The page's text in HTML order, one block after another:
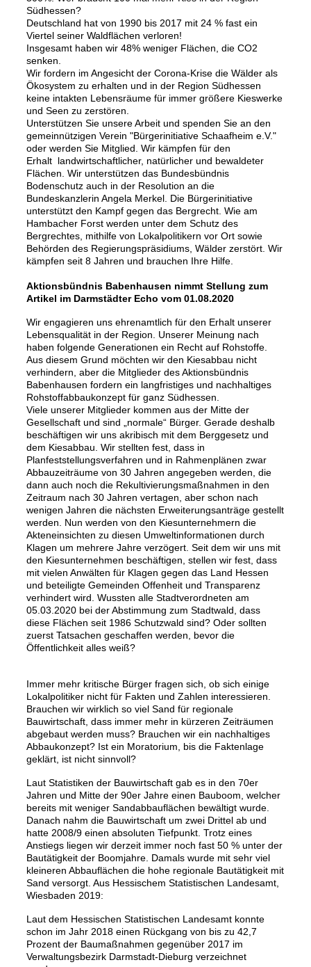
Südhessen?
Deutschland hat von 1990 bis 2017 mit 24 % fast ein
Viertel seiner Waldflächen verloren!
Insgesamt haben wir 48% weniger Flächen, die CO2
senken.
Wir fordern im Angesicht der Corona-Krise die Wälder als
Ökosystem zu erhalten und in der Region Südhessen
keine intakten Lebensräume für immer größere Kieswerke
und Seen zu zerstören.
Unterstützen Sie unsere Arbeit und spenden Sie an den
gemeinnützigen Verein "Bürgerinitiative Schaafheim e.V."
oder werden Sie Mitglied. Wir kämpfen für den
Erhalt landwirtschaftlicher, natürlicher und bewaldeter
Flächen. Wir unterstützen das Bundesbündnis
Bodenschutz auch in der Resolution an die
Bundeskanzlerin Angela Merkel. Die Bürgerinitiative
unterstützt den Kampf gegen das Bergrecht. Wie am
Hambacher Forst werden unter dem Schutz des
Bergrechtes, mithilfe von Lokalpolitikern vor Ort sowie
Behörden des Regierungspräsidiums, Wälder zerstört. Wir
kämpfen seit 8 Jahren und brauchen Ihre Hilfe.
Aktionsbündnis Babenhausen nimmt Stellung zum
Artikel im Darmstädter Echo vom 01.08.2020
Wir engagieren uns ehrenamtlich für den Erhalt unserer
Lebensqualität in der Region. Unserer Meinung nach
haben folgende Generationen ein Recht auf Rohstoffe.
Aus diesem Grund möchten wir den Kiesabbau nicht
verhindern, aber die Mitglieder des Aktionsbündnis
Babenhausen fordern ein langfristiges und nachhaltiges
Rohstoffabbaukonzept für ganz Südhessen.
Viele unserer Mitglieder kommen aus der Mitte der
Gesellschaft und sind „normale“ Bürger. Gerade deshalb
beschäftigen wir uns akribisch mit dem Berggesetz und
dem Kiesabbau. Wir stellten fest, dass in
Planfeststellungsverfahren und in Rahmenplänen zwar
Abbauzeiträume von 30 Jahren angegeben werden, die
dann auch noch die Rekultivierungsmaßnahmen in den
Zeitraum nach 30 Jahren vertagen, aber schon nach
wenigen Jahren die nächsten Erweiterungsanträge gestellt
werden. Nun werden von den Kiesunternehmern die
Akteneinsichten zu diesen Umweltinformationen durch
Klagen um mehrere Jahre verzögert. Seit dem wir uns mit
den Kiesunternehmen beschäftigen, stellen wir fest, dass
mit vielen Anwälten für Klagen gegen das Land Hessen
und beteiligte Gemeinden Offenheit und Transparenz
verhindert wird. Wussten alle Stadtverordneten am
05.03.2020 bei der Abstimmung zum Stadtwald, dass
diese Flächen seit 1986 Schutzwald sind? Oder sollten
zuerst Tatsachen geschaffen werden, bevor die
Öffentlichkeit alles weiß?
Immer mehr kritische Bürger fragen sich, ob sich einige
Lokalpolitiker nicht für Fakten und Zahlen interessieren.
Brauchen wir wirklich so viel Sand für regionale
Bauwirtschaft, dass immer mehr in kürzeren Zeiträumen
abgebaut werden muss? Brauchen wir ein nachhaltiges
Abbaukonzept? Ist ein Moratorium, bis die Faktenlage
geklärt, ist nicht sinnvoll?
Laut Statistiken der Bauwirtschaft gab es in den 70er
Jahren und Mitte der 90er Jahre einen Bauboom, welcher
bereits mit weniger Sandabbauflächen bewältigt wurde.
Danach nahm die Bauwirtschaft um zwei Drittel ab und
hatte 2008/9 einen absoluten Tiefpunkt. Trotz eines
Anstiegs liegen wir derzeit immer noch fast 50 % unter der
Bautätigkeit der Boomjahre. Damals wurde mit sehr viel
kleineren Abbauflächen die hohe regionale Bautätigkeit mit
Sand versorgt. Aus Hessischem Statistischen Landesamt,
Wiesbaden 2019:
Laut dem Hessischen Statistischen Landesamt konnte
schon im Jahr 2018 einen Rückgang von bis zu 42,7
Prozent der Baumaßnahmen gegenüber 2017 im
Verwaltungsbezirk Darmstadt-Dieburg verzeichnet